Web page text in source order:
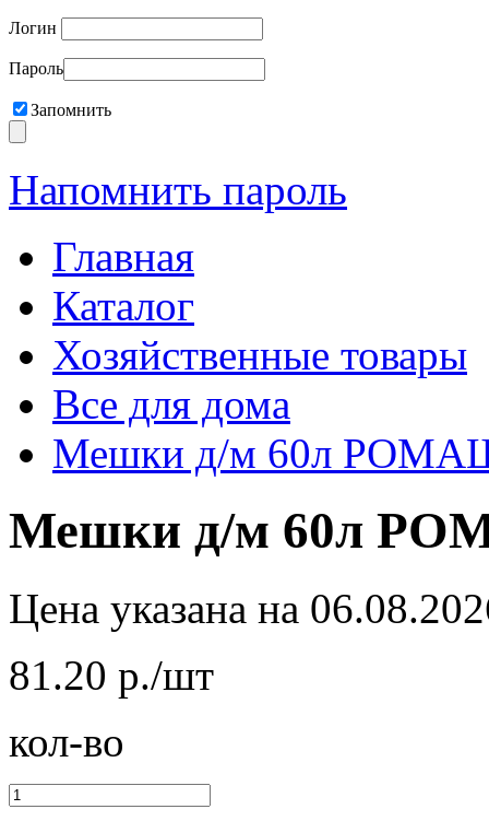
Логин
Пароль
Запомнить
Напомнить пароль
Главная
Каталог
Хозяйственные товары
Все для дома
Мешки д/м 60л
Мешки д/м 60л
Цена указана на
81.20 р./шт
кол-во